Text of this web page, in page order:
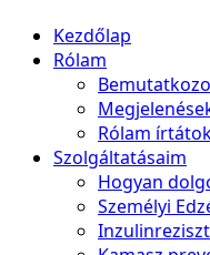
Kezdőlap
Rólam
Rólam
Szolgáltatásaim
Hogyan
Személyi